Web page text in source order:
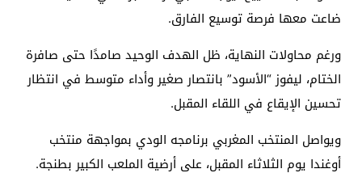
ضاعت معها فرصة توسيع الفارق.
ورغم محاولات النهاية، ظل الهدف الوحيد صامدًا حتى صافرة
الختام، ليفوز “الأسود” بانتصار صغير وأداء متوسط في انتظار
تحسين الإيقاع في اللقاء المقبل.
ويواصل المنتخب المغربي برنامجه الودي بمواجهة منتخب
أوغندا يوم الثلاثاء المقبل، على أرضية الملعب الكبير بطنجة.